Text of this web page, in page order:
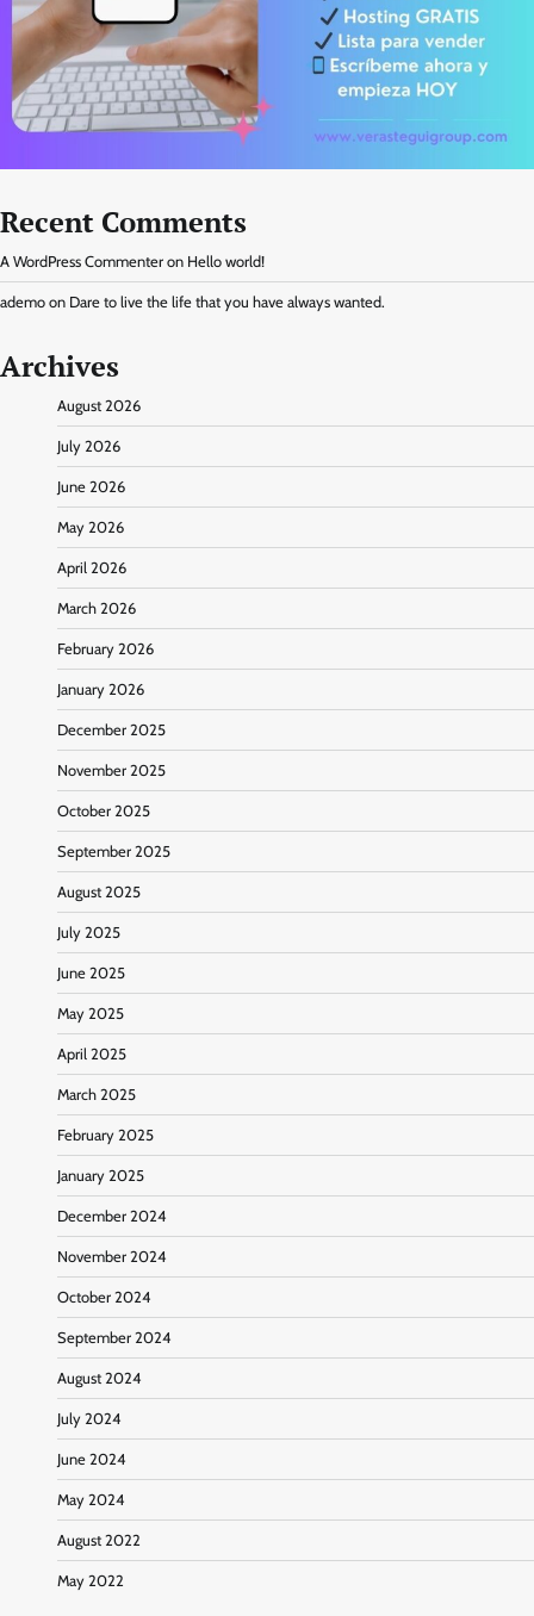
Recent Comments
A WordPress Commenter on Hello world!
ademo on Dare to live the life that you have always wanted.
Archives
August 2026
July 2026
June 2026
May 2026
April 2026
March 2026
February 2026
January 2026
December 2025
November 2025
October 2025
September 2025
August 2025
July 2025
June 2025
May 2025
April 2025
March 2025
February 2025
January 2025
December 2024
November 2024
October 2024
September 2024
August 2024
July 2024
June 2024
May 2024
August 2022
May 2022